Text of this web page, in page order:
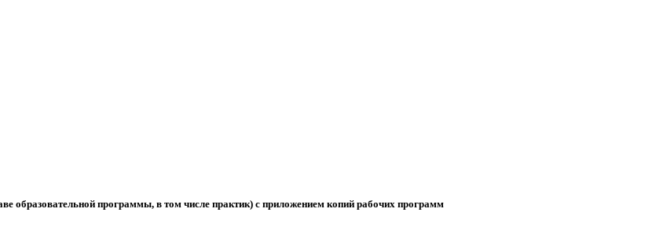
образовательной программы, в том числе практик) с приложением копий рабочих программ